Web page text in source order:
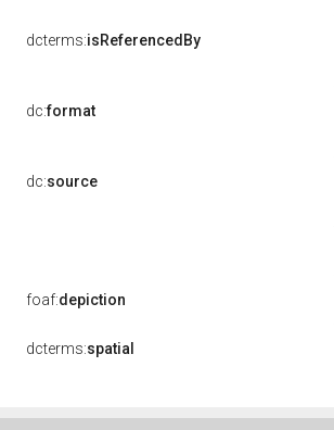
dcterms:isReferencedBy
dc:format
dc:source
foaf:depiction
dcterms:spatial